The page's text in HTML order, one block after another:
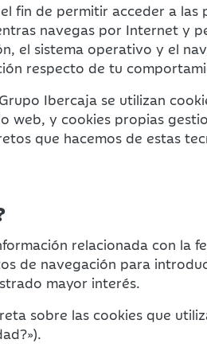
fin de permitir acceder a las
navegas por Internet y
el sistema operativo y el
respecto de tu
Ibercaja se utilizan
web, y cookies propias
que hacemos de estas
relacionada con la
de navegación para
mayor interés.
sobre las cookies que